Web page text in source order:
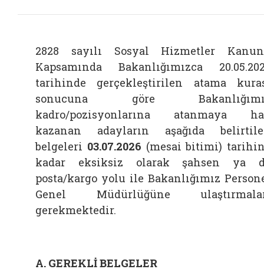
2828 sayılı Sosyal Hizmetler
Kapsamında Bakanlığımızca
tarihinde gerçekleştirilen atama
sonucuna göre
kadro/pozisyonlarına atanmaya
kazanan adayların aşağıda
belgeleri 03.07.2026 (mesai bitimi)
kadar eksiksiz olarak şahsen ya
posta/kargo yolu ile Bakanlığımız
Genel Müdürlüğüne
gerekmektedir.
A. GEREKLİ BELGELER